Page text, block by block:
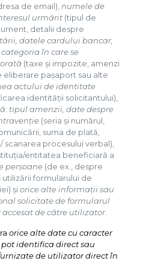
de email), numele de
urmărit (tipul de
detalii despre
datele cardului bancar,
în care se
(taxe și impozite, amenzi
pașaport sau alte
actului de identitate
identității solicitantului),
: tipul amenzii, date despre
(seria și numărul,
suma de plată,
scanarea procesului verbal),
entitatea beneficiară a
persoane(de ex., despre
formularului de
șiorice alte informații sau
solicitate de formularul
de către utilizator.
orice alte date cu caracter
identifica direct sau
de utilizator direct în